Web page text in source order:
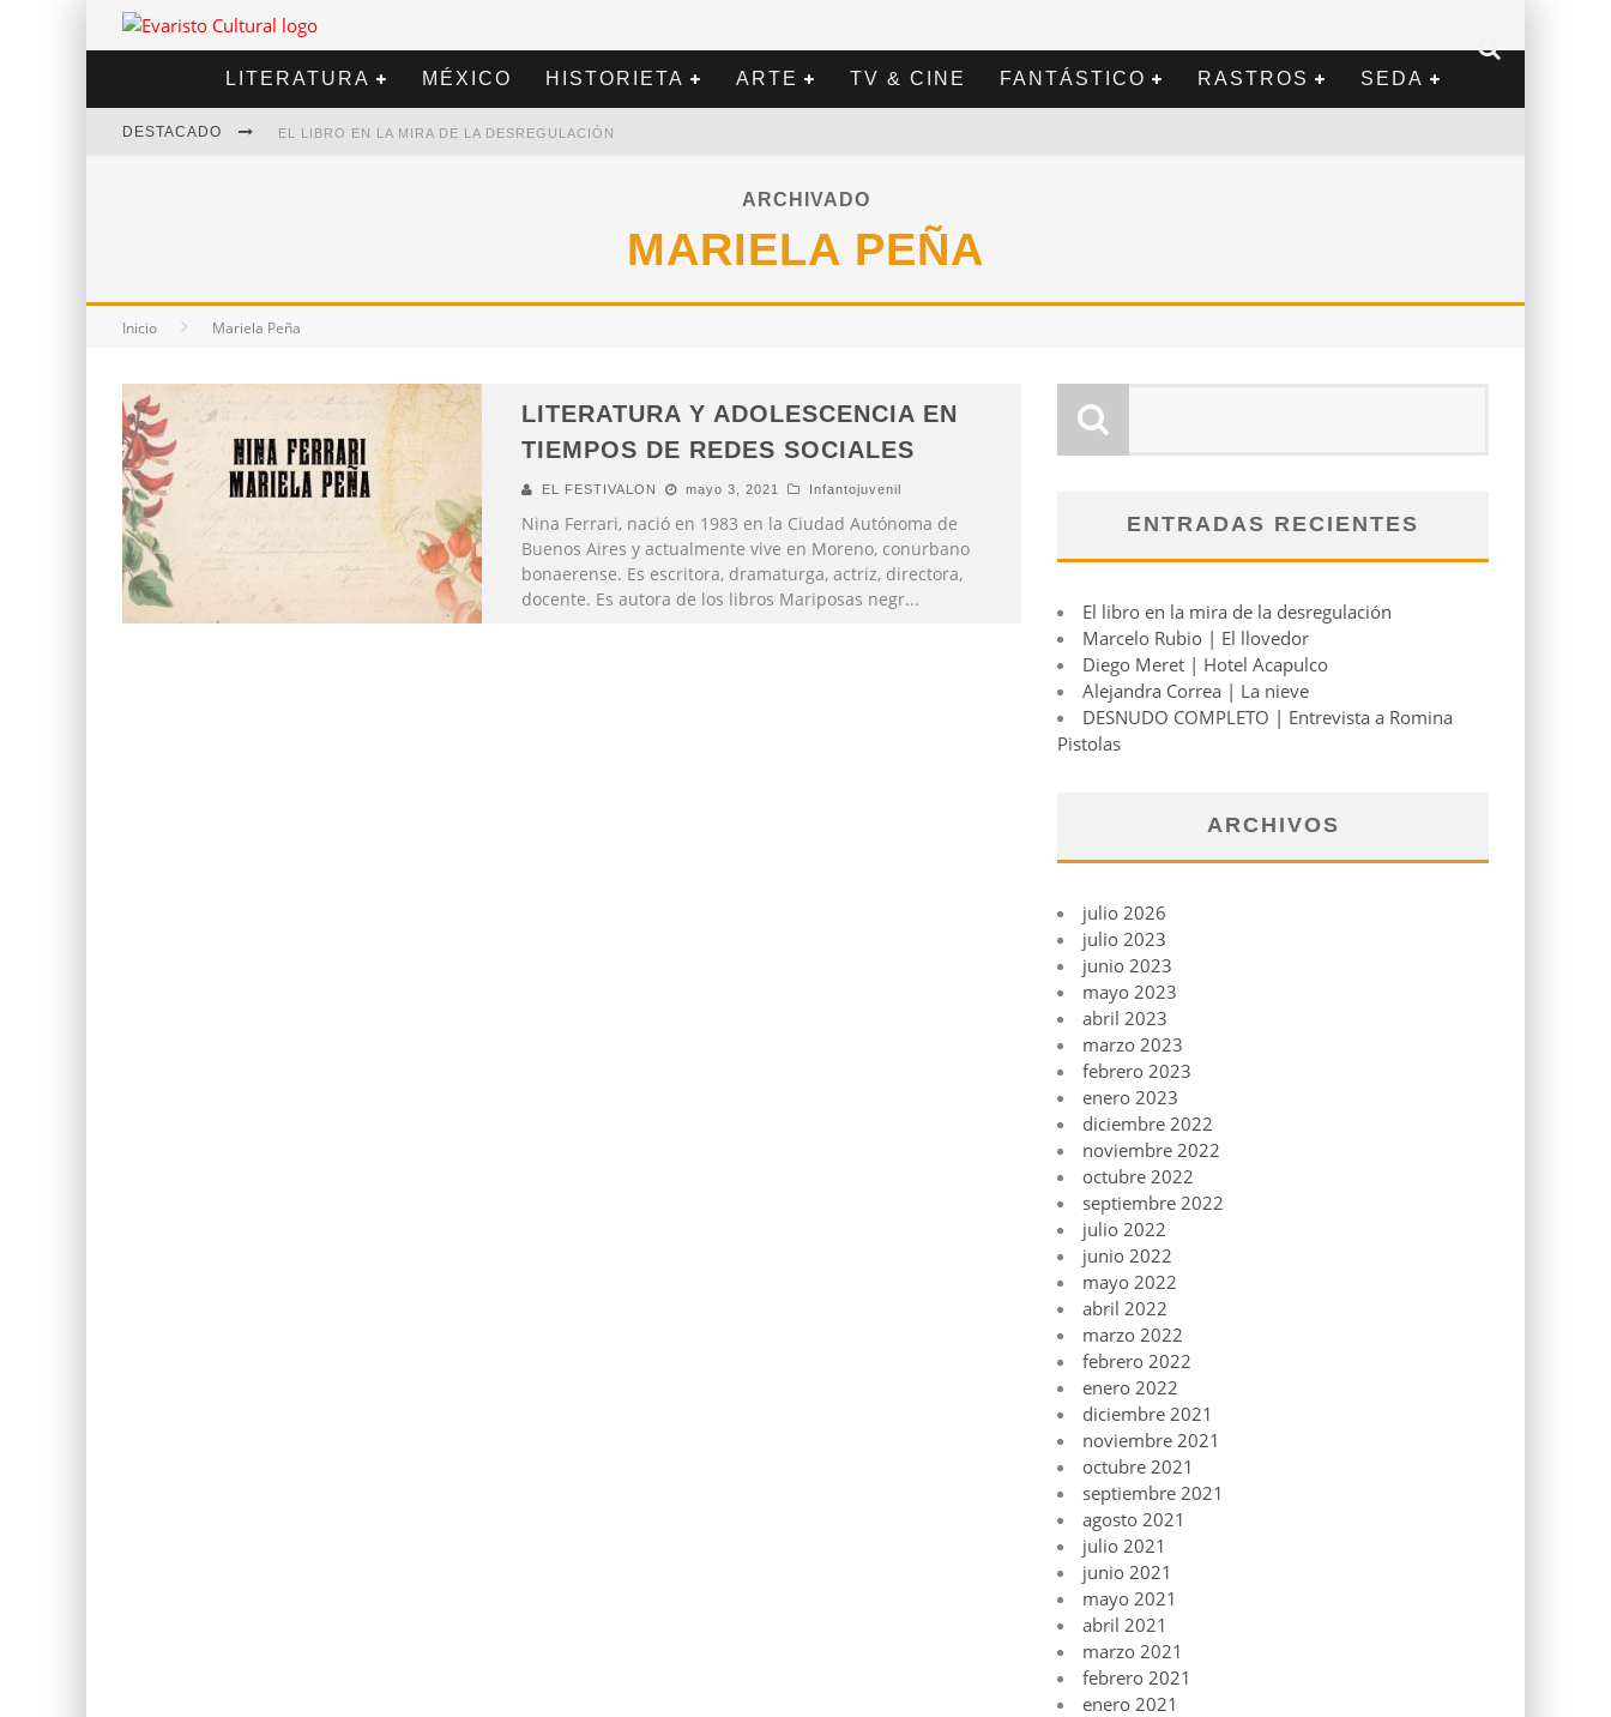
LITERATURA MÉXICO HISTORIETA ARTE TV & CINE FANTÁSTICO RASTROS SEDA
DESTACADO EL LIBRO EN LA MIRA DE LA DESREGULACIÓN
ARCHIVADO
MARIELA PEÑA
Inicio Mariela Peña
LITERATURA Y ADOLESCENCIA EN
TIEMPOS DE REDES SOCIALES
EL FESTIVALON mayo 3, 2021 Infantojuvenil
Nina Ferrari, nació en 1983 en la Ciudad Autónoma de
Buenos Aires y actualmente vive en Moreno, conurbano
bonaerense. Es escritora, dramaturga, actriz, directora,
docente. Es autora de los libros Mariposas negr...
ENTRADAS RECIENTES
El libro en la mira de la desregulación
Marcelo Rubio | El llovedor
Diego Meret | Hotel Acapulco
Alejandra Correa | La nieve
DESNUDO COMPLETO | Entrevista a Romina
Pistolas
ARCHIVOS
julio 2026
julio 2023
junio 2023
mayo 2023
abril 2023
marzo 2023
febrero 2023
enero 2023
diciembre 2022
noviembre 2022
octubre 2022
septiembre 2022
julio 2022
junio 2022
mayo 2022
abril 2022
marzo 2022
febrero 2022
enero 2022
diciembre 2021
noviembre 2021
octubre 2021
septiembre 2021
agosto 2021
julio 2021
junio 2021
mayo 2021
abril 2021
marzo 2021
febrero 2021
enero 2021